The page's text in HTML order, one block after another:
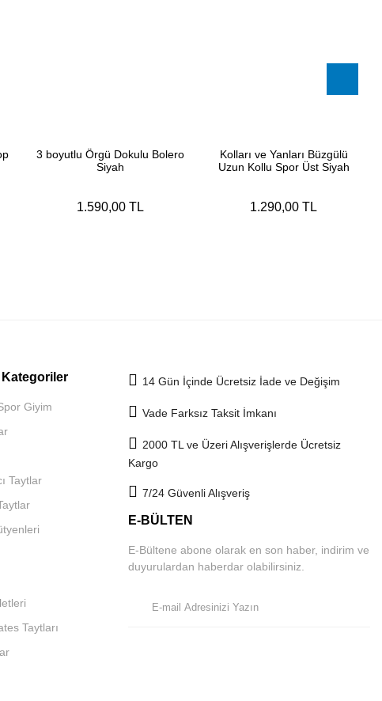
3 boyutlu Örgü Dokulu Bolero
Siyah
1.590,00 TL
Kolları ve Yanları Büzgülü
Uzun Kollu Spor Üst Siyah
1.290,00 TL
Kategoriler
Giyim
Taytlar
Taytları
14 Gün İçinde Ücretsiz İade ve Değişim
Vade Farksız Taksit İmkanı
2000 TL ve Üzeri Alışverişlerde Ücretsiz
Kargo
7/24 Güvenli Alışveriş
E-BÜLTEN
E-Bültene abone olarak en son haber, indirim ve
duyurulardan haberdar olabilirsiniz.